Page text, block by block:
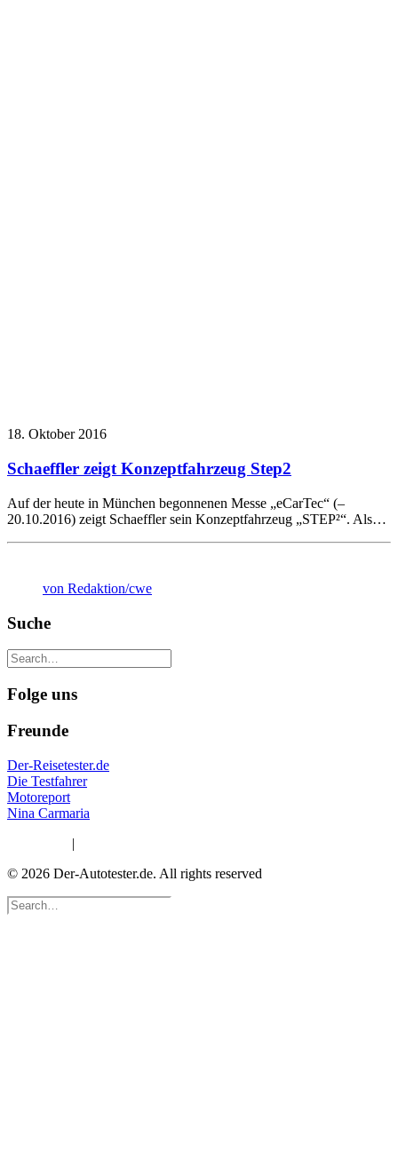
18. Oktober 2016
Schaeffler zeigt Konzeptfahrzeug Step2
Auf der heute in München begonnenen Messe „eCarTec“ (–
20.10.2016) zeigt Schaeffler sein Konzeptfahrzeug „STEP²“. Als…
von Redaktion/cwe
Suche
Folge uns
Freunde
Der-Reisetester.de
Die Testfahrer
Motoreport
Nina Carmaria
|
© 2026 Der-Autotester.de. All rights reserved